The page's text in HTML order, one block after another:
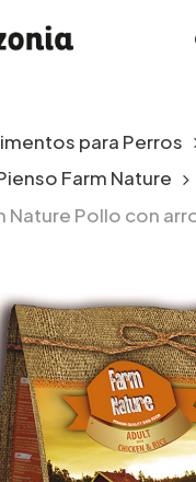
para Perros
Farm Nature
Nature Pollo con